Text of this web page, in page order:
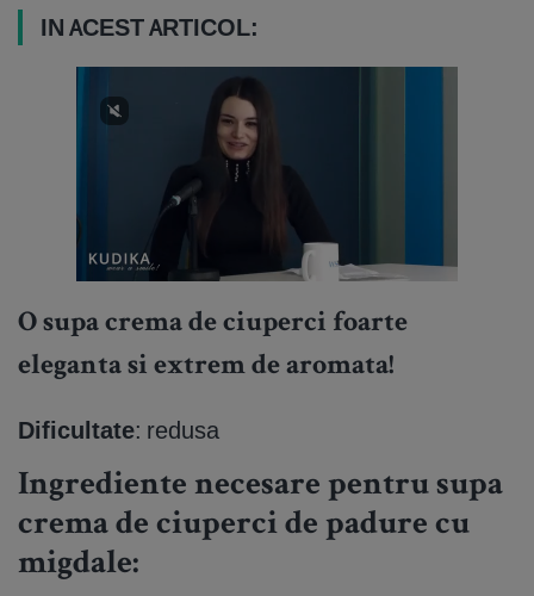
IN ACEST ARTICOL:
O supa crema de ciuperci foarte
eleganta si extrem de aromata!
Dificultate: redusa
Ingrediente necesare pentru supa
crema de ciuperci de padure cu
migdale: